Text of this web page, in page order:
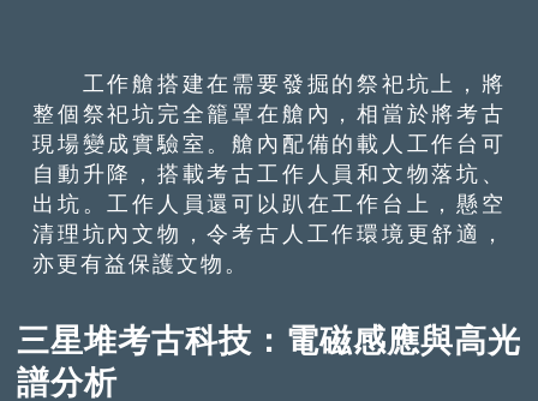
工作艙搭建在需要發掘的祭祀坑上，將
整個祭祀坑完全籠罩在艙內，相當於將考古
現場變成實驗室。艙內配備的載人工作台可
自動升降，搭載考古工作人員和文物落坑、
出坑。工作人員還可以趴在工作台上，懸空
清理坑內文物，令考古人工作環境更舒適，
亦更有益保護文物。
三星堆考古科技：電磁感應與高光
譜分析